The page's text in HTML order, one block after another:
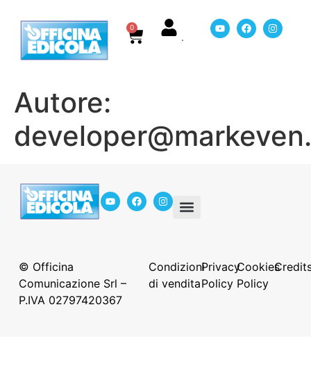
0
Autore:
© Officina
Comunicazione Srl –
P.IVA 02797420367
Condizioni
di vendita
Privacy
Policy
Cookies
Policy